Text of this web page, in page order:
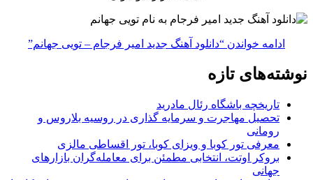
ادامه خواندن “دانلود آهنگ جدید امیر فرجام – تویی جهانم”
نوشته‌های تازه
تاریخچه باشگاه رئال مادرید
تحصیل مهاجرت و سرمایه گذاری در روسیه بلاروس و
رومانی
معرفی تور کوبا و ویزای کوبا، تور اقساطی مالزی
بروکر اوتت، انتخابی مطمئن برای معامله‌گران بازارهای
جهانی